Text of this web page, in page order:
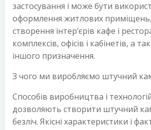
застосування і може бути
оформлення житлових приміщень,
створення інтер’єрів кафе і
комплексів, офісів і кабінетів, а
іншого призначення.
З чого ми виробляємо штучний
Способів виробництва і
дозволяють створити штучний
безліч. Якісні характеристики і